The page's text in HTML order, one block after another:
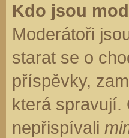
Kdo jsou
Moderátoři
starat se o
příspěvky,
která spravují.
nepřispívali